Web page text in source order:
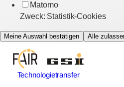
Technologietransfer
Matomo
Zweck: Statistik-Cookies
Meine Auswahl bestätigen Alle